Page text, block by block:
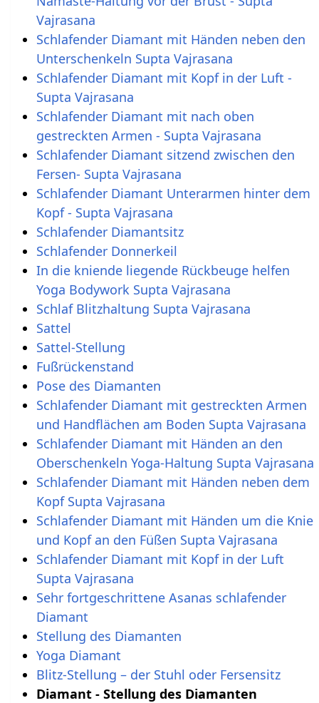
Vajrasana
Schlafender Diamant mit Händen neben den
Unterschenkeln Supta Vajrasana
Schlafender Diamant mit Kopf in der Luft -
Supta Vajrasana
Schlafender Diamant mit nach oben
gestreckten Armen - Supta Vajrasana
Schlafender Diamant sitzend zwischen den
Fersen- Supta Vajrasana
Schlafender Diamant Unterarmen hinter dem
Kopf - Supta Vajrasana
Schlafender Diamantsitz
Schlafender Donnerkeil
In die kniende liegende Rückbeuge helfen
Yoga Bodywork Supta Vajrasana
Schlaf Blitzhaltung Supta Vajrasana
Sattel
Sattel-Stellung
Fußrückenstand
Pose des Diamanten
Schlafender Diamant mit gestreckten Armen
und Handflächen am Boden Supta Vajrasana
Schlafender Diamant mit Händen an den
Oberschenkeln Yoga-Haltung Supta Vajrasana
Schlafender Diamant mit Händen neben dem
Kopf Supta Vajrasana
Schlafender Diamant mit Händen um die Knie
und Kopf an den Füßen Supta Vajrasana
Schlafender Diamant mit Kopf in der Luft
Supta Vajrasana
Sehr fortgeschrittene Asanas schlafender
Diamant
Stellung des Diamanten
Yoga Diamant
Blitz-Stellung – der Stuhl oder Fersensitz
Diamant - Stellung des Diamanten